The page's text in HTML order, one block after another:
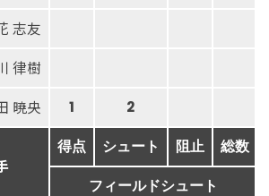
志友
律樹
暁央 1 2
得点 シュート 阻止 総数
フィールドシュート